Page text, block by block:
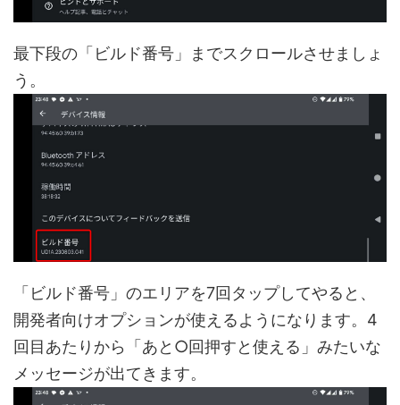
最下段の「ビルド番号」までスクロールさせましょ
う。
「ビルド番号」のエリアを7回タップしてやると、
開発者向けオプションが使えるようになります。4
回目あたりから「あと○回押すと使える」みたいな
メッセージが出てきます。